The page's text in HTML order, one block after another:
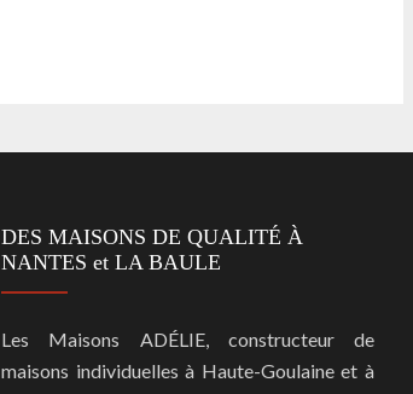
DES MAISONS DE QUALITÉ À
NANTES et LA BAULE
Les Maisons ADÉLIE, constructeur de
maisons individuelles à Haute-Goulaine et à